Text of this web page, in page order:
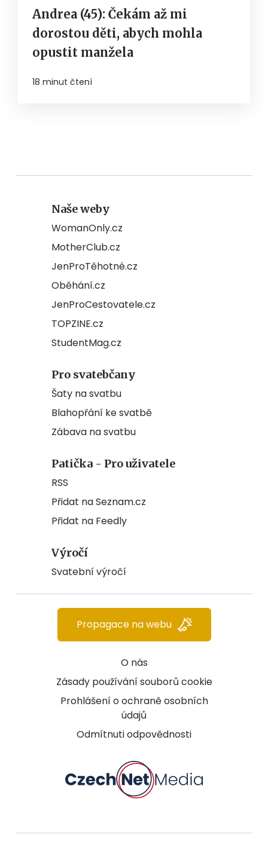
Andrea (45): Čekám až mi
dorostou děti, abych mohla
opustit manžela
18 minut čtení
Naše weby
WomanOnly.cz
MotherClub.cz
JenProTěhotné.cz
Oběhání.cz
JenProCestovatele.cz
TOPZINE.cz
StudentMag.cz
Pro svatebčany
Šaty na svatbu
Blahopřání ke svatbě
Zábava na svatbu
Patička - Pro uživatele
RSS
Přidat na Seznam.cz
Přidat na Feedly
Výročí
Svatební výročí
O nás
Zásady používání souborů cookie
Prohlášení o ochraně osobních
údajů
Odmítnuti odpovědnosti
Propagace na webu